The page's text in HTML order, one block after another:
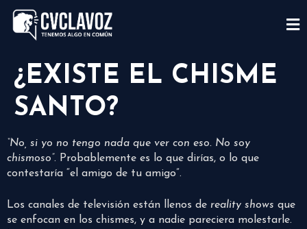
¿EXISTE EL CHISME
SANTO?
“No, si yo no tengo nada que ver con eso. No soy
chismoso”. Probablemente es lo que dirías, o lo que
contestaría “el amigo de tu amigo”.
Los canales de televisión están llenos de reality shows que
se enfocan en los chismes, y a nadie pareciera molestarle.